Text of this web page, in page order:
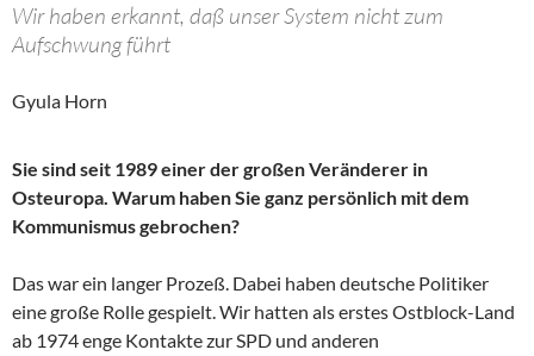
Wir haben erkannt, daß unser System nicht zum
Aufschwung führt
Gyula Horn
Sie sind seit 1989 einer der großen Veränderer in
Osteuropa. Warum haben Sie ganz persönlich mit dem
Kommunismus gebrochen?
Das war ein langer Prozeß. Dabei haben deutsche Politiker
eine große Rolle gespielt. Wir hatten als erstes Ostblock-Land
ab 1974 enge Kontakte zur SPD und anderen